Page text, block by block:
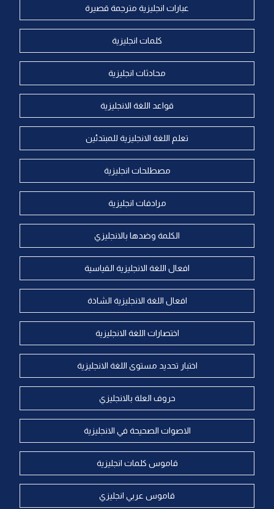
عبارات انجليزية مترجمة قصيرة
كلمات انجليزية
محادثات انجليزية
قواعد اللغة الانجليزية
تعلم اللغة الانجليزية للمبتدئين
مصطلحات انجليزية
مرادفات انجليزية
الكلمة وضدها بالانجليزي
افعال اللغة الانجليزية القياسية
افعال اللغة الانجليزية الشاذة
اختصارات اللغة الانجليزية
اختبار تحديد مستوى اللغة الانجليزية
حروف العلة بالانجليزي
الاصوات الصحيحة في الانجليزية
قاموس كلمات انجليزية
قاموس عربي انجليزي